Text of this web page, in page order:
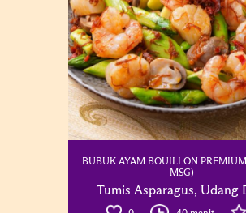
BUBUK AYAM BOUILLON
MSG)
Tumis Asparagus, Udang